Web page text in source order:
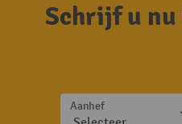
Schrijf u
Aanhef